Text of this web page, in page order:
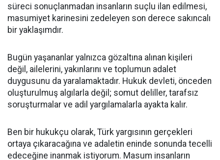
süreci sonuçlanmadan insanların suçlu ilan edilmesi,
masumiyet karinesini zedeleyen son derece sakıncalı
bir yaklaşımdır.
Bugün yaşananlar yalnızca gözaltına alınan kişileri
değil, ailelerini, yakınlarını ve toplumun adalet
duygusunu da yaralamaktadır. Hukuk devleti, önceden
oluşturulmuş algılarla değil; somut deliller, tarafsız
soruşturmalar ve adil yargılamalarla ayakta kalır.
Ben bir hukukçu olarak, Türk yargısının gerçekleri
ortaya çıkaracağına ve adaletin eninde sonunda tecelli
edeceğine inanmak istiyorum. Masum insanların